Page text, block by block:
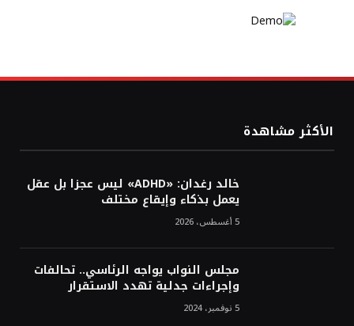
الأكثر مشاهدة
خالد رغدان: «ADHD» ليس عجزا بل عقل
يعمل بذكاء وإيقاع مختلف
5 أغسطس، 2026
مجلس النواب يواجه الرئاسي.. تحالفات
وإجراءات جدلية تهدد الاستقرار
5 نوفمبر، 2024